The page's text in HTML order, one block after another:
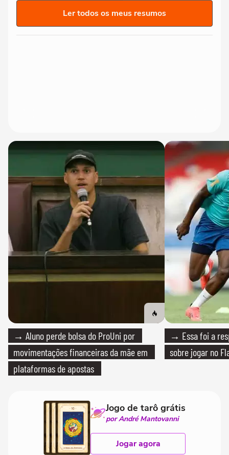
Ler todos os meus resumos
→ Aluno perde bolsa do ProUni por
movimentações financeiras da mãe em
plataformas de apostas
→ Essa foi a
sobre jogar no
Jogo de tarô grátis
por André Mantovanni
Jogar agora